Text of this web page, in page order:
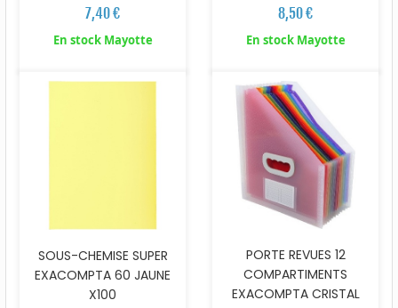
7,40 €
En stock Mayotte
8,50 €
En stock Mayotte
SOUS-CHEMISE SUPER
EXACOMPTA 60 JAUNE
X100
PORTE REVUES 12
COMPARTIMENTS
EXACOMPTA CRISTAL